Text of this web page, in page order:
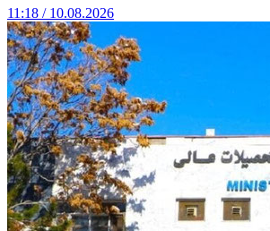
11:18 / 10.08.2026